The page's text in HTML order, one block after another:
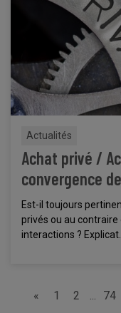
Actualités
Achat privé /
convergence
Est-il toujours
privés ou au
interactions ? Explicat...
« 1 2 ... 74